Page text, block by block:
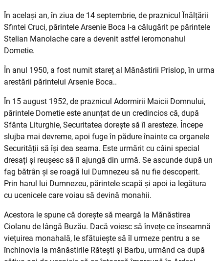
În același an, în ziua de 14 septembrie, de praznicul Înălțării
Sfintei Cruci, părintele Arsenie Boca l-a călugărit pe părintele
Stelian Manolache care a devenit astfel ieromonahul
Dometie.
În anul 1950, a fost numit stareț al Mănăstirii Pris­lop, în urma
arestării părintelui Arsenie Boca..
În 15 august 1952, de praznicul Adormirii Maicii Domnului,
părintele Dometie este anunțat de un credincios că, după
Sfânta Liturghie, Securitatea dorește să îl aresteze. Începe
slujba mai devreme, apoi fuge în pădure înainte ca organele
Securității să își dea seama. Este urmărit cu câini special
dresați și reușesc să îl ajungă din urmă. Se ascunde după un
fag bătrân și se roagă lui Dumnezeu să nu fie descoperit.
Prin harul lui Dumnezeu, părintele scapă și apoi ia legătura
cu ucenicele care voiau să devină monahii.
Acestora le spune că dorește să meargă la Mănăstirea
Ciolanu de lângă Buzău. Dacă voiesc să învețe ce înseamnă
viețuirea monahală, le sfătuiește să îl urmeze pentru a se
închinovia la mănăstirile Rătești și Barbu, urmând ca după